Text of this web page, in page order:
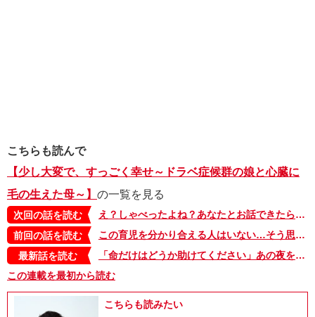
こちらも読んで
【少し大変で、すっごく幸せ～ドラベ症候群の娘と心臓に
毛の生えた母～】 の一覧を見る
次回の話を読む
え？しゃべったよね？あなたとお話できたらママは……【少し大変で、すっごく幸せ～ドラベ症候群の娘と心臓に毛の生えた母～・10】
前回の話を読む
この育児を分かり合える人はいない…そう思っていたけれど【少し大変で、すっごく幸せ～ドラベ症候群の娘と心臓に毛の生えた母～・8】
最新話を読む
「命だけはどうか助けてください」あの夜を境に、私たちはあまりに多くを失った【少し大変で、すっごく幸せ～ドラベ症候群の娘と心臓に毛の生えた母～・54】
この連載を最初から読む
こちらも読みたい